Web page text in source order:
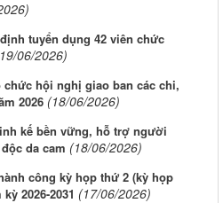
tuyển dụng 42 viên chức
06/2026)
hội nghị giao ban các chi,
2026 (18/06/2026)
kế bền vững, hỗ trợ người
da cam (18/06/2026)
công kỳ họp thứ 2 (kỳ họp
2026-2031 (17/06/2026)